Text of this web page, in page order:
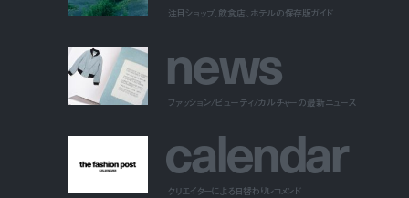
注目ショップ、飲食店、ホテルの保存版ガイド
news
ファッション/ビューティ/カルチャーの最新ニュース
calendar
クリエイターによる日替わりレコメンド